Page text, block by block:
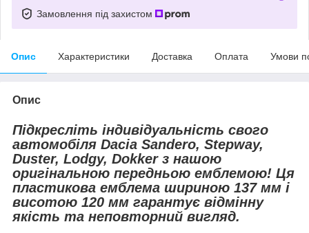
Замовлення під захистом
Опис Характеристики Доставка Оплата Умови
Опис
Підкресліть індивідуальність свого
автомобіля Dacia Sandero, Stepway,
Duster, Lodgy, Dokker з нашою
оригінальною передньою емблемою! Ця
пластикова емблема шириною 137 мм і
висотою 120 мм гарантує відмінну
якість та неповторний вигляд.